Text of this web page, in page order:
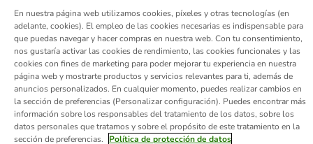
Formulario de desistimiento
Contacto
Gastos de envío y plazo de entrega
Formas de pago
Programa de afiliación
Protección de datos
Declaración de accesibilidad
© zooplus SE2026
En nuestra página web utilizamos cookies, píxeles y otras tecnologías (en
adelante, cookies). El empleo de las cookies necesarias es indispensable para
que puedas navegar y hacer compras en nuestra web. Con tu consentimiento,
nos gustaría activar las cookies de rendimiento, las cookies funcionales y las
cookies con fines de marketing para poder mejorar tu experiencia en nuestra
página web y mostrarte productos y servicios relevantes para ti, además de
anuncios personalizados. En cualquier momento, puedes realizar cambios en
la sección de preferencias (Personalizar configuración). Puedes encontrar más
información sobre los responsables del tratamiento de los datos, sobre los
datos personales que tratamos y sobre el propósito de este tratamiento en la
sección de preferencias.
Política de protección de datos